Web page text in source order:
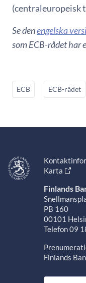
(centraleuropeisk
Se denengelska
som ECB-rådet har
ECB ECB-rådet
Karta
Finlands
PB 160
00101
Telefon 09
Finlands